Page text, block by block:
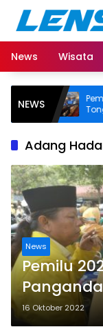
Langsung
konten
News
Wisata
NEWS
Pemkab
Segera
Adang
News
Pemilu
Bagaikan
16 Oktober 2022